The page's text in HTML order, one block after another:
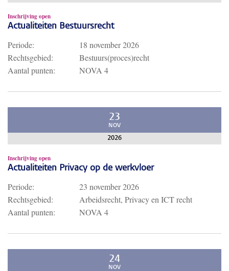
Inschrijving open
Actualiteiten Bestuursrecht
Periode:
18 november 2026
Rechtsgebied:
Bestuurs(proces)recht
Aantal punten:
NOVA 4
23
NOV
2026
Inschrijving open
Actualiteiten Privacy op de werkvloer
Periode:
23 november 2026
Rechtsgebied:
Arbeidsrecht, Privacy en ICT recht
Aantal punten:
NOVA 4
24
NOV